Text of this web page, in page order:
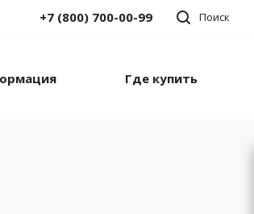
Поиск
+7 (800) 700-00-99
Где купить